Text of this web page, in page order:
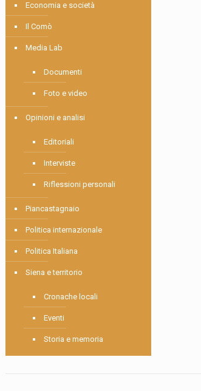
Economia e società
Il Comò
Media Lab
Documenti
Foto e video
Opinioni e analisi
Editoriali
Interviste
Riflessioni personali
Piancastagnaio
Politica internazionale
Politica Italiana
Siena e territorio
Cronache locali
Eventi
Storia e memoria